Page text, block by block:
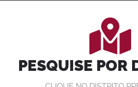
PESQUISE POR